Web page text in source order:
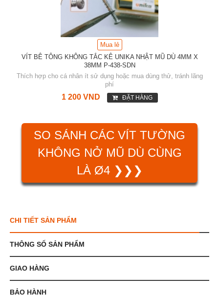
Mua lẻ
VÍT BÊ TÔNG KHÔNG TẮC KÊ UNIKA NHẬT MŨ DÙ 4MM X
38MM P-438-SDN
Thích hợp cho cá nhân ít sử dụng hoặc mua dùng thử, tránh lãng
phí
1 200 VND ĐẶT HÀNG
SO SÁNH CÁC VÍT TƯỜNG
KHÔNG NỞ MŨ DÙ CÙNG
LÀ Ø4 ❯❯❯
CHI TIẾT SẢN PHẨM
THÔNG SỐ SẢN PHẨM
GIAO HÀNG
BẢO HÀNH